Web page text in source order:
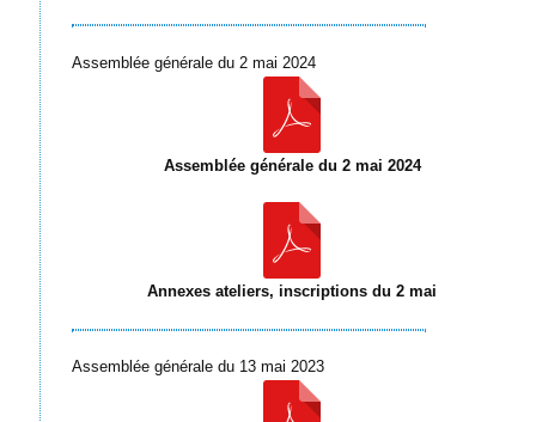
Assemblée générale du 2 mai 2024
Assemblée générale du 2 mai 2024
Annexes ateliers, inscriptions du 2 mai
Assemblée générale du 13 mai 2023